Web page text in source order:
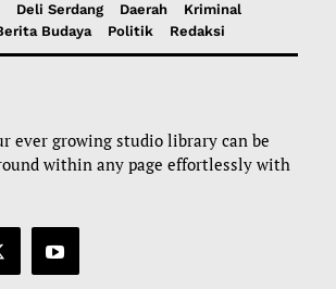
Deli Serdang Daerah
Kriminal
Budaya Politik Redaksi
ever growing studio library can be
within any page effortlessly with